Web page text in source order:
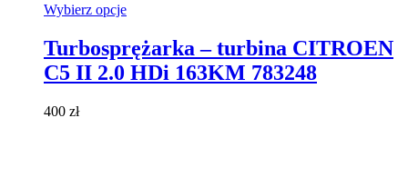
Wybierz opcjeTen
wiele
wariantów.
Turbosprężarka – turbina CITROEN
C5 II 2.0 HDi 163KM 783248
400 zł